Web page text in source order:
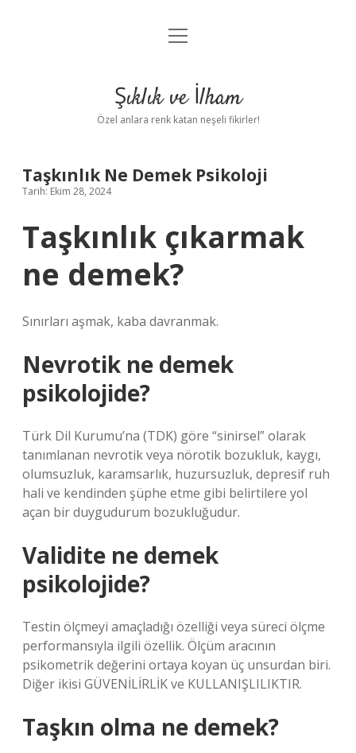
Anasayfa
Yasal Uyarı
menüyü
Şıklık ve İlham
Özel anlara renk katan neşeli fikirler!
Taşkınlık Ne Demek Psikoloji
Tarih: Ekim 28, 2024
Taşkınlık çıkarmak
ne demek?
Sınırları aşmak, kaba davranmak.
Nevrotik ne demek
psikolojide?
Türk Dil Kurumu’na (TDK) göre “sinirsel” olarak
tanımlanan nevrotik veya nörotik bozukluk, kaygı,
olumsuzluk, karamsarlık, huzursuzluk, depresif ruh
hali ve kendinden şüphe etme gibi belirtilere yol
açan bir duygudurum bozukluğudur.
Validite ne demek
psikolojide?
Testin ölçmeyi amaçladığı özelliği veya süreci ölçme
performansıyla ilgili özellik. Ölçüm aracının
psikometrik değerini ortaya koyan üç unsurdan biri.
Diğer ikisi GÜVENİLİRLİK ve KULLANIŞLILIKTIR.
Taşkın olma ne demek?